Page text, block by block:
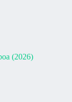
(2026)